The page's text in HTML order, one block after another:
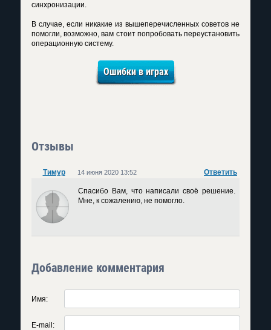
синхронизации.
В случае, если никакие из вышеперечисленных советов не
помогли, возможно, вам стоит попробовать переустановить
операционную систему.
Ошибки в играх
Отзывы
Тимур Ответить
14 июня 2020 13:52
Спасибо Вам, что написали своё решение.
Мне, к сожалению, не помогло.
Добавление комментария
Имя:
E-mail: